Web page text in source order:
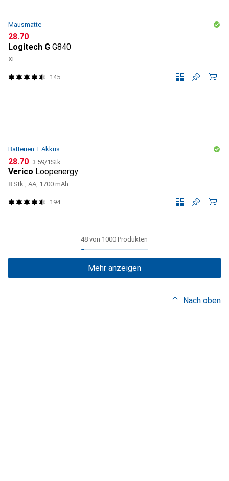
Mausmatte
CHF
28.70
Logitech G G840
XL
145
Batterien + Akkus
CHF
28.70 CHF
3.59/1Stk.
Verico Loopenergy
8 Stk., AA, 1700 mAh
194
48 von 1000 Produkten
Mehr anzeigen
Nach oben